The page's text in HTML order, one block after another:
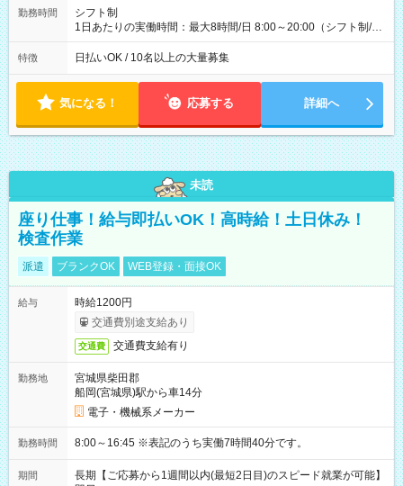
勤務時間
シフト制
1日あたりの実働時間：最大8時間/日 8:00～20:00（シフト制/実
働8時間） ※週5日勤務（場所次第では週4も有り） ※配達状況
によって時間外での勤務可能性有り ※案件により多少の前後あ
特徴 日払いOK / 10名以上の大量募集
気になる！ 応募する 詳細へ
未読
座り仕事！給与即払いOK！高時給！土日休み！
検査作業
派遣 ブランクOK WEB登録・面接OK
給与
時給1200円
交通費別途支給あり
交通費 交通費支給有り
勤務地
宮城県柴田郡
船岡(宮城県)駅から車14分
電子・機械系メーカー
勤務時間 8:00～16:45 ※表記のうち実働7時間40分です。
期間
長期【ご応募から1週間以内(最短2日目)のスピード就業が可能】